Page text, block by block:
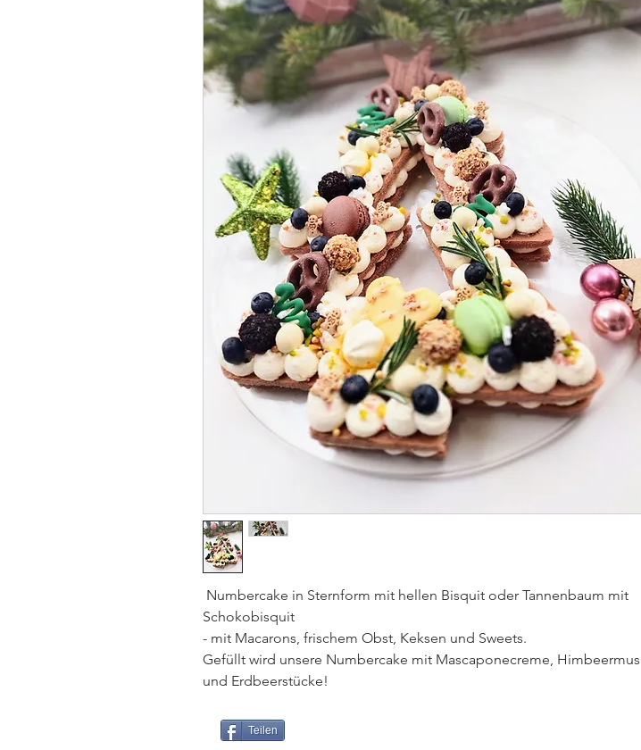
Numbercake in Sternform mit hellen Bisquit oder Tannenbaum mit
Schokobisquit
- mit Macarons, frischem Obst, Keksen und Sweets.
Gefüllt wird unsere Numbercake mit Mascaponecreme, Himbeermus
und Erdbeerstücke!
Teilen